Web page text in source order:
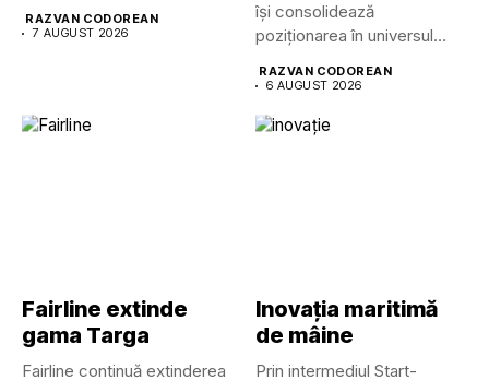
RAZVAN CODOREAN
7 AUGUST 2026
își consolidează
poziționarea în universul
RAZVAN CODOREAN
6 AUGUST 2026
Fairline extinde
gama Targa
Fairline continuă extinderea
Inovația maritimă
de mâine
Prin intermediul Start-